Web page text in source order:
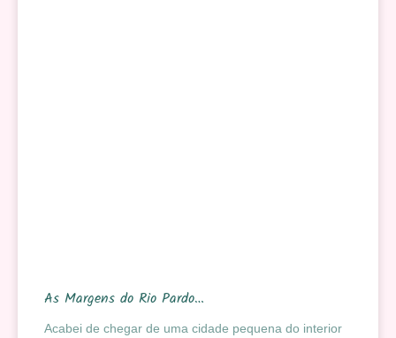
As Margens do Rio Pardo…
Acabei de chegar de uma cidade pequena do interior